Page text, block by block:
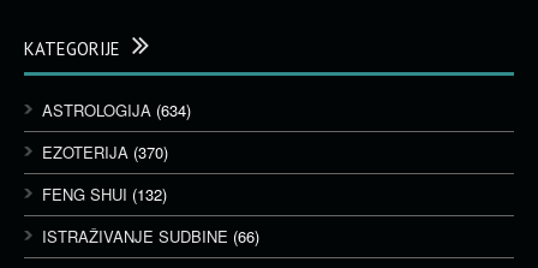
KATEGORIJE
ASTROLOGIJA (634)
EZOTERIJA (370)
FENG SHUI (132)
ISTRAŽIVANJE SUDBINE (66)